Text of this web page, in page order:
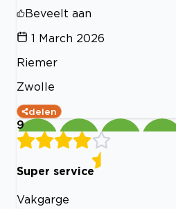
Beveelt aan
1 March 2026
Riemer
Zwolle
delen
9
Super service
Vakgarge